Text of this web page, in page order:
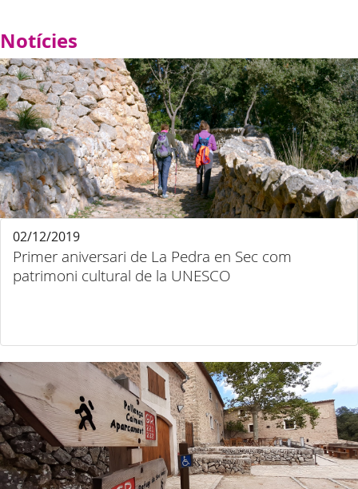
Notícies
Primer aniversari de La Pedra en Sec com
patrimoni cultural de la UNESCO
02/12/2019